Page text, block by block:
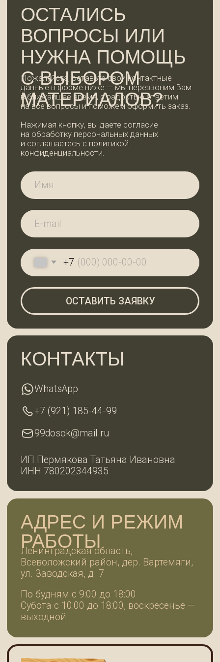
ГЛАВНАЯ
О КОМПАНИИ
КОНТАКТЫ
Всеволожский район, дер. Вартемяги,
ул. Заводская, д. 7
По будням с 9:00 до 18:00
выходной
АДРЕС И РЕЖИМ
РАБОТЫ
КОНТАКТЫ
99dosok@mail.ru
+7 (921) 185-44-99
WhatsApp
ИП Пермякова Татьяна Ивановна
ИНН 780202344935
Разработка сайта
Политика конфиденциальности